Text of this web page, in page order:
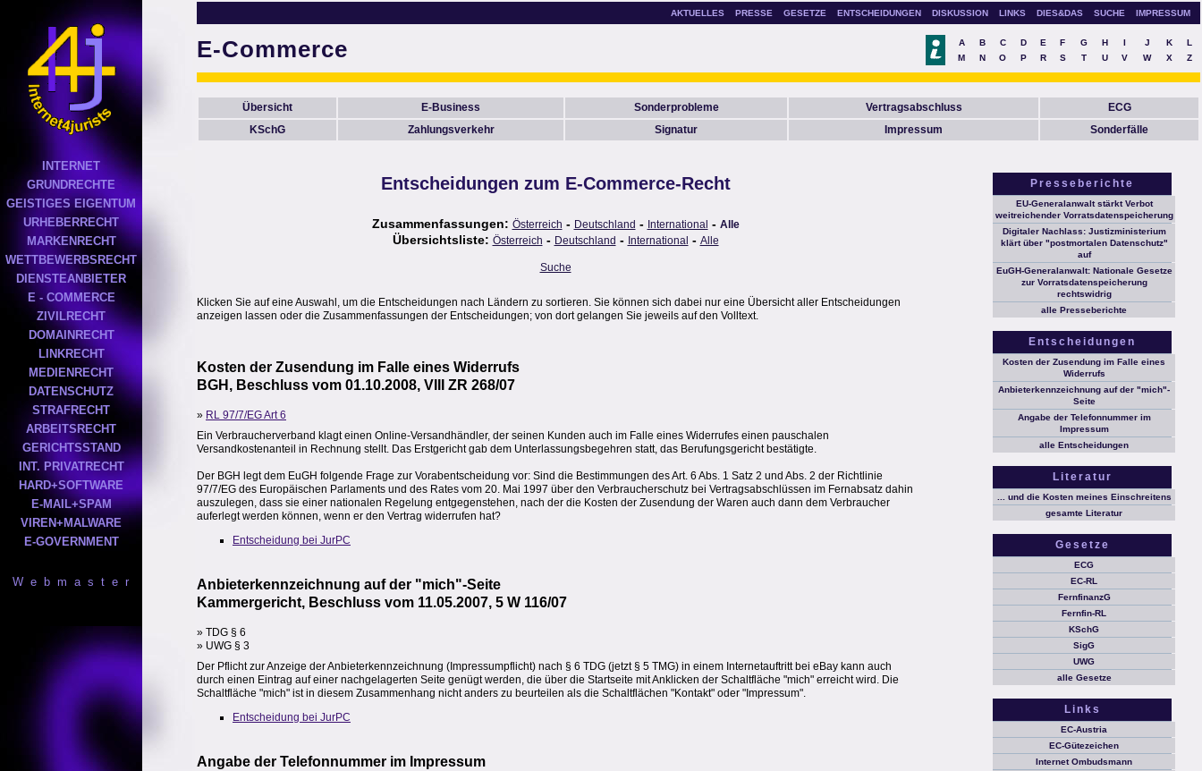
INTERNET
GRUNDRECHTE
GEISTIGES EIGENTUM
URHEBERRECHT
MARKENRECHT
WETTBEWERBSRECHT
DIENSTEANBIETER
E - COMMERCE
ZIVILRECHT
DOMAINRECHT
LINKRECHT
MEDIENRECHT
DATENSCHUTZ
STRAFRECHT
ARBEITSRECHT
GERICHTSSTAND
INT. PRIVATRECHT
HARD+SOFTWARE
E-MAIL+SPAM
VIREN+MALWARE
E-GOVERNMENT
W e b m a s t e r
AKTUELLES PRESSE GESETZE ENTSCHEIDUNGEN DISKUSSION LINKS DIES&DAS SUCHE IMPRESSUM
E-Commerce A B C D E F G H I J K
L
M
N O P R S T U V W X Z
Übersicht E-Business Sonderprobleme Vertragsabschluss
ECG
KSchG
Zahlungsverkehr Signatur Impressum Sonderfälle
Entscheidungen zum E-Commerce-Recht
Zusammenfassungen: Österreich - Deutschland - International - Alle
Übersichtsliste: Österreich - Deutschland - International - Alle
Suche
Klicken Sie auf eine Auswahl, um die Entscheidungen nach Ländern zu sortieren. Sie können sich dabei nur eine Übersicht aller Entscheidungen
anzeigen lassen oder die Zusammenfassungen der Entscheidungen; von dort gelangen Sie jeweils auf den Volltext.
Kosten der Zusendung im Falle eines Widerrufs
BGH, Beschluss vom 01.10.2008, VIII ZR 268/07
» RL 97/7/EG Art 6
Ein Verbraucherverband klagt einen Online-Versandhändler, der seinen Kunden auch im Falle eines Widerrufes einen pauschalen
Versandkostenanteil in Rechnung stellt. Das Erstgericht gab dem Unterlassungsbegehren statt, das Berufungsgericht bestätigte.
Der BGH legt dem EuGH folgende Frage zur Vorabentscheidung vor: Sind die Bestimmungen des Art. 6 Abs. 1 Satz 2 und Abs. 2 der Richtlinie
97/7/EG des Europäischen Parlaments und des Rates vom 20. Mai 1997 über den Verbraucherschutz bei Vertragsabschlüssen im Fernabsatz dahin
auszulegen, dass sie einer nationalen Regelung entgegenstehen, nach der die Kosten der Zusendung der Waren auch dann dem Verbraucher
auferlegt werden können, wenn er den Vertrag widerrufen hat?
Entscheidung bei JurPC
Anbieterkennzeichnung auf der "mich"-Seite
Kammergericht, Beschluss vom 11.05.2007, 5 W 116/07
» TDG § 6
» UWG § 3
Der Pflicht zur Anzeige der Anbieterkennzeichnung (Impressumpflicht) nach § 6 TDG (jetzt § 5 TMG) in einem Internetauftritt bei eBay kann auch
durch einen Eintrag auf einer nachgelagerten Seite genügt werden, die über die Startseite mit Anklicken der Schaltfläche "mich" erreicht wird. Die
Schaltfläche "mich" ist in diesem Zusammenhang nicht anders zu beurteilen als die Schaltflächen "Kontakt" oder "Impressum".
Entscheidung bei JurPC
Angabe der Telefonnummer im Impressum
Presseberichte
EU-Generalanwalt stärkt Verbot
weitreichender Vorratsdatenspeicherung
Digitaler Nachlass: Justizministerium
klärt über "postmortalen Datenschutz"
auf
EuGH-Generalanwalt: Nationale Gesetze
zur Vorratsdatenspeicherung
rechtswidrig
alle Presseberichte
Entscheidungen
Kosten der Zusendung im Falle eines
Widerrufs
Anbieterkennzeichnung auf der "mich"-
Seite
Angabe der Telefonnummer im
Impressum
alle Entscheidungen
Literatur
... und die Kosten meines Einschreitens
gesamte Literatur
Gesetze
ECG
EC-RL
FernfinanzG
Fernfin-RL
KSchG
SigG
UWG
alle Gesetze
Links
EC-Austria
EC-Gütezeichen
Internet Ombudsmann